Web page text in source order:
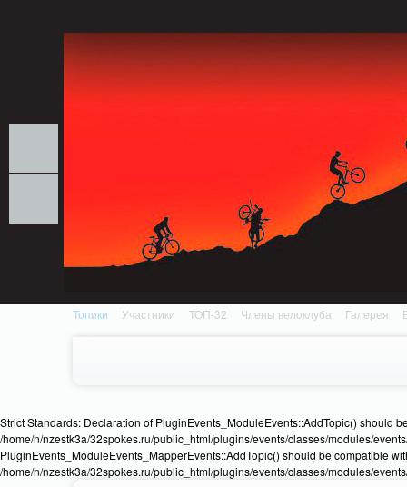
Топики Участники ТОП-32 Члены велоклуба Галерея
Strict Standards: Declaration of PluginEvents_ModuleEvents::AddTopic() should
/home/n/nzestk3a/32spokes.ru/public_html/plugins/events/classes/modules/
PluginEvents_ModuleEvents_MapperEvents::AddTopic() should be compatible
/home/n/nzestk3a/32spokes.ru/public_html/plugins/events/classes/modules/